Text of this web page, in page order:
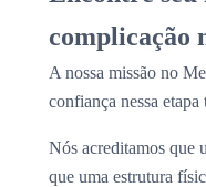
complicação
A nossa missão no
confiança nessa
Nós acreditamos que
que uma estrutura